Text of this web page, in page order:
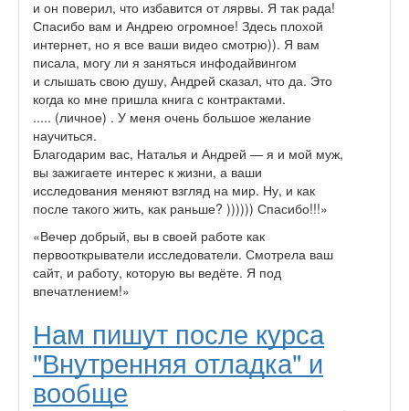
и он поверил, что избавится от лярвы. Я так рада!
Спасибо вам и Андрею огромное! Здесь плохой
интернет, но я все ваши видео смотрю)). Я вам
писала, могу ли я заняться инфодайвингом
и слышать свою душу, Андрей сказал, что да. Это
когда ко мне пришла книга с контрактами.
..... (личное) . У меня очень большое желание
научиться.
Благодарим вас, Наталья и Андрей — я и мой муж,
вы зажигаете интерес к жизни, а ваши
исследования меняют взгляд на мир. Ну, и как
после такого жить, как раньше? )))))) Спасибо!!!»
«Вечер добрый, вы в своей работе как
первооткрыватели исследователи. Смотрела ваш
сайт, и работу, которую вы ведёте. Я под
впечатлением!»
Нам пишут после курса
"Внутренняя отладка" и
вообще